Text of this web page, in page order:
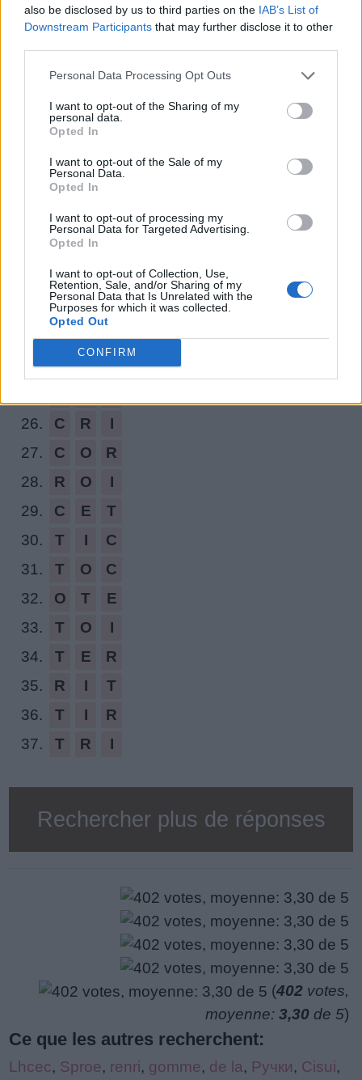
also be disclosed by us to third parties on the IAB’s List of
Downstream Participants that may further disclose it to other
Personal Data Processing Opt Outs
I want to opt-out of the Sharing of my
personal data.
Opted In
I want to opt-out of the Sale of my
Personal Data.
Opted In
I want to opt-out of processing my
Personal Data for Targeted Advertising.
Opted In
I want to opt-out of Collection, Use,
Retention, Sale, and/or Sharing of my
Personal Data that Is Unrelated with the
Purposes for which it was collected.
Opted Out
CONFIRM
12. C I R
E
O C R
E
C I T
E
C O
C O I
T
R
T I R
E
T R
T R O
C
O T E
R
23. R O T
I
24. T R I
O
26.
C R
I
27.
C O
R
28.
R O
I
29.
C E
T
30.
T I
C
31.
T O
C
32.
O T
E
33.
T O
I
34.
T E
R
35.
R I
T
36.
T I
R
37.
T R I
Rechercher plus de réponses
(402 votes,
moyenne: 3,30 de 5)
Ce que les autres recherchent:
Lhcec, Sproe, renri, gomme, de la, Ручки, Cisui,